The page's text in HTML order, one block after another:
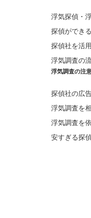
浮気探偵・
探偵ができ
探偵社を活
浮気調査の
浮気調査の注
探偵社の広
浮気調査を
浮気調査を
安すぎる探